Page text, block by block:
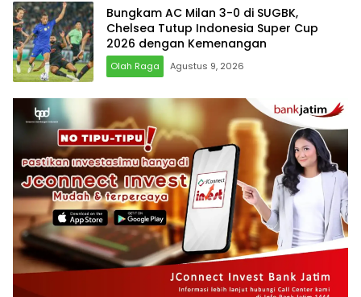
Bungkam AC Milan 3-0 di SUGBK,
Chelsea Tutup Indonesia Super Cup
2026 dengan Kemenangan
Olah Raga Agustus 9, 2026